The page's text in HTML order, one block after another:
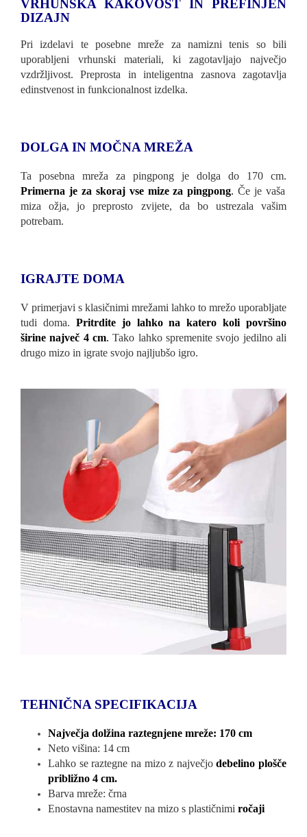
VRHUNSKA KAKOVOST IN PREFINJEN
DIZAJN
Pri izdelavi te posebne mreže za namizni tenis so bili
uporabljeni vrhunski materiali, ki zagotavljajo največjo
vzdržljivost. Preprosta in inteligentna zasnova zagotavlja
edinstvenost in funkcionalnost izdelka.
DOLGA IN MOČNA MREŽA
Ta posebna mreža za pingpong je dolga do 170 cm.
Primerna je za skoraj vse mize za pingpong. Če je vaša
miza ožja, jo preprosto zvijete, da bo ustrezala vašim
potrebam.
IGRAJTE DOMA
V primerjavi s klasičnimi mrežami lahko to mrežo uporabljate
tudi doma. Pritrdite jo lahko na katero koli površino
širine največ 4 cm. Tako lahko spremenite svojo jedilno ali
drugo mizo in igrate svojo najljubšo igro.
TEHNIČNA SPECIFIKACIJA
Največja dolžina raztegnjene mreže: 170 cm
Neto višina: 14 cm
Lahko se raztegne na mizo z največjodebelino plošče
približno 4 cm.
Barva mreže: črna
Enostavna namestitev na mizo s plastičnimi ročaji